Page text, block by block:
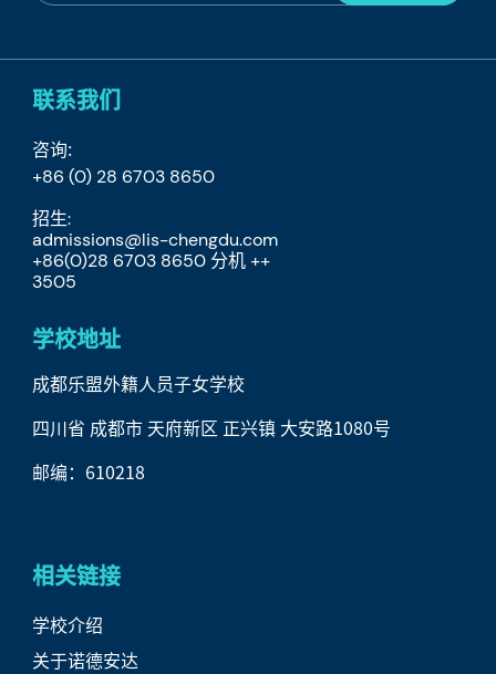
联系我们
咨询:
+86 (0) 28 6703 8650
招生:
admissions@lis-chengdu.com
+86(0)28 6703 8650 分机 ++
​3505
学校地址
成都乐盟外籍人员子女学校
四川省 成都市 天府新区 正兴镇 大安路1080号
邮编：610218
相关链接
学校介绍
关于诺德安达